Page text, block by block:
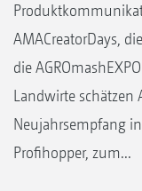
AMACreatorDays,
die
Landwirte schätzen
Neujahrsempfang
Profihopper, zum...